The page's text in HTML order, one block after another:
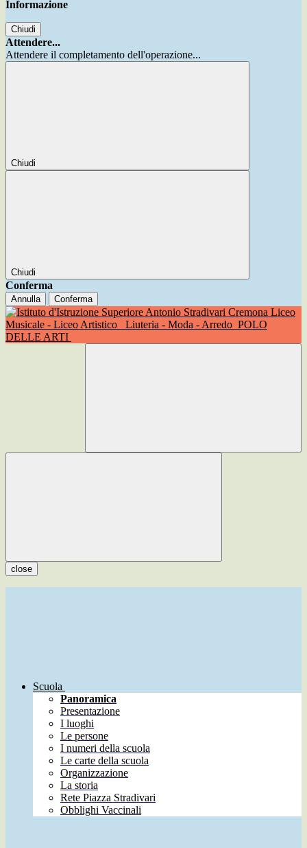
Informazione
Chiudi
Attendere...
Attendere il completamento dell'operazione...
Chiudi
Chiudi
Conferma
Annulla Conferma
Liceo
Musicale - Liceo Artistico
Liuteria - Moda - Arredo POLO
DELLE ARTI
close
Scuola
Panoramica
Presentazione
I luoghi
Le persone
I numeri della scuola
Le carte della scuola
Organizzazione
La storia
Rete Piazza Stradivari
Obblighi Vaccinali